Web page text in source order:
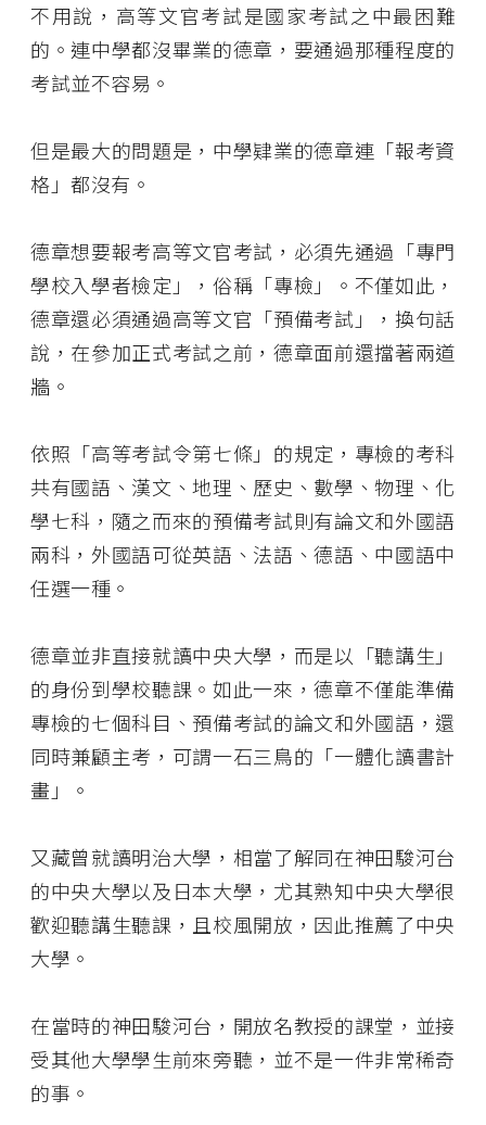
不用說，高等文官考試是國家考試之中最困難
的。連中學都沒畢業的德章，要通過那種程度的
考試並不容易。
但是最大的問題是，中學肄業的德章連「報考資
格」都沒有。
德章想要報考高等文官考試，必須先通過「專門
學校入學者檢定」，俗稱「專檢」。不僅如此，
德章還必須通過高等文官「預備考試」，換句話
說，在參加正式考試之前，德章面前還擋著兩道
牆。
依照「高等考試令第七條」的規定，專檢的考科
共有國語、漢文、地理、歷史、數學、物理、化
學七科，隨之而來的預備考試則有論文和外國語
兩科，外國語可從英語、法語、德語、中國語中
任選一種。
德章並非直接就讀中央大學，而是以「聽講生」
的身份到學校聽課。如此一來，德章不僅能準備
專檢的七個科目、預備考試的論文和外國語，還
同時兼顧主考，可謂一石三鳥的「一體化讀書計
畫」。
又藏曾就讀明治大學，相當了解同在神田駿河台
的中央大學以及日本大學，尤其熟知中央大學很
歡迎聽講生聽課，且校風開放，因此推薦了中央
大學。
在當時的神田駿河台，開放名教授的課堂，並接
受其他大學學生前來旁聽，並不是一件非常稀奇
的事。